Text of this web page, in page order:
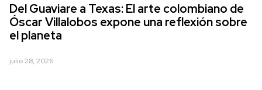
Del Guaviare a Texas: El arte colombiano de
Óscar Villalobos expone una reflexión sobre
el planeta
julio 28, 2026